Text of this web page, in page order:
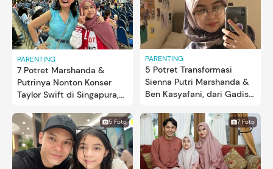
PARENTING
7 Potret Marshanda &
Putrinya Nonton Konser
Taylor Swift di Singapura,
PARENTING
5 Potret Transformasi
Sienna Putri Marshanda &
Ben Kasyafani, dari Gadis
Berhijab
5 Foto 7 Foto